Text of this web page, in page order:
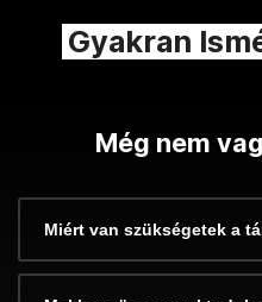
Gyakran
Még nem
Miért van szükségetek a